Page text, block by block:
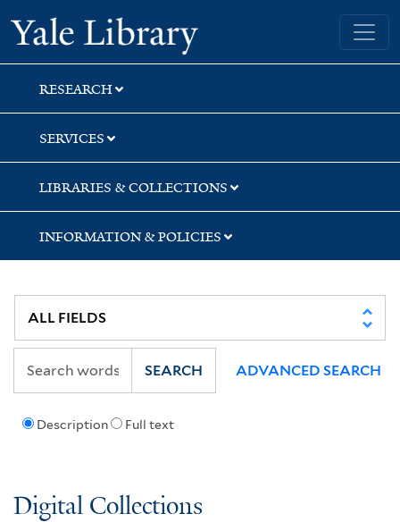
Skip
to
search
Skip
to
main
content
Skip
to
first
result
Yale University Library
RESEARCH
SERVICES
LIBRARIES & COLLECTIONS
INFORMATION & POLICIES
Description Full text
SEARCH ADVANCED SEARCH
Digital Collections